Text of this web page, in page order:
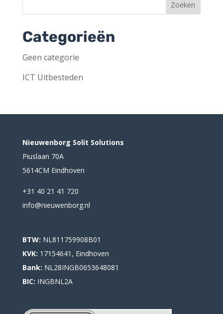
Categorieën
Geen categorie
ICT Uitbesteden
Nieuwenborg Solit Solutions
Piuslaan 70A
5614CM Eindhoven
+31 40 21 41 720
info@nieuwenborg.nl
BTW: NL811759908B01
KVK: 17154641, Eindhoven
Bank: NL28INGB0653648081
BIC: INGBNL2A